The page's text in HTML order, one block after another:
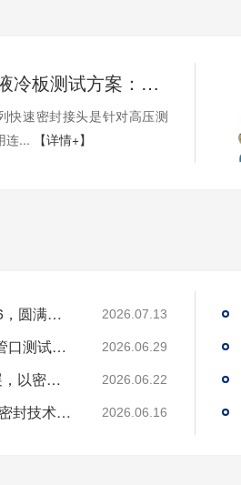
新能源汽车液冷板测试方案：格雷希尔G30系列快速密封连接器的应用与优势
快速密封接头是针对高压测
连...
【详情+】
格雷希尔携创新密封测试方案惊艳AMTS 2026，圆满收官 2026.07.13
格雷希尔G72R快速密封接头：汽车空调异型管口测试方案 2026.06.29
格雷希尔GripSeal即将亮相AMTS 2026上海展，以密封技术赋能汽车制造 2026.06.22
格雷希尔GripSeal亮相欧洲行业盛会，以快速密封技术赋能欧洲新能源产业链 2026.06.16